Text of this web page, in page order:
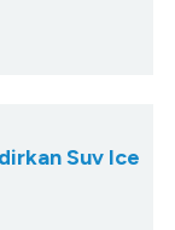
Suv Ice